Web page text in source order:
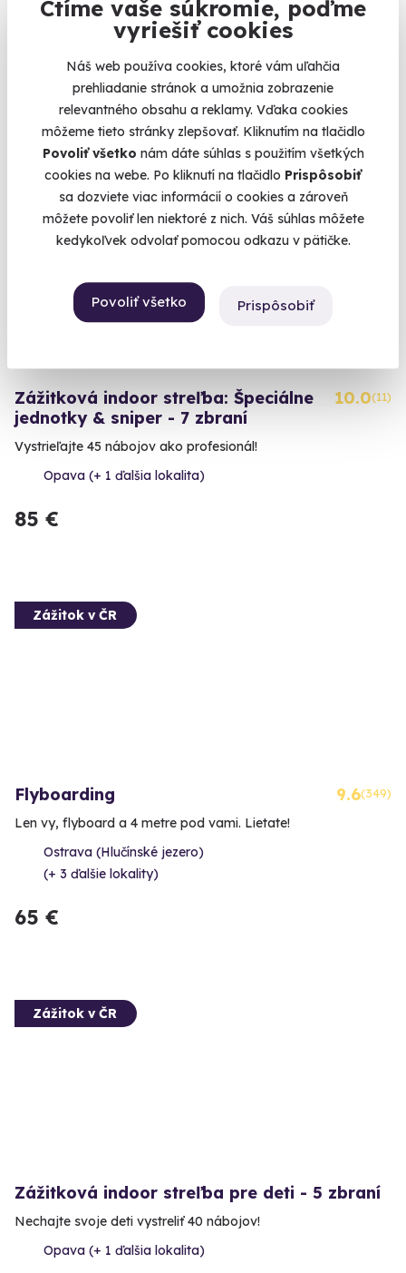
Ctíme vaše súkromie, poďme
vyriešiť cookies
Náš web používa cookies, ktoré vám uľahčia
prehliadanie stránok a umožnia zobrazenie
relevantného obsahu a reklamy. Vďaka cookies
môžeme tieto stránky zlepšovať. Kliknutím na tlačidlo
Povoliť všetko nám dáte súhlas s použitím všetkých
cookies na webe. Po kliknutí na tlačidlo Prispôsobiť
sa dozviete viac informácií o cookies a zároveň
môžete povoliť len niektoré z nich. Váš súhlas môžete
kedykoľvek odvolať pomocou odkazu v pätičke.
Povoliť všetko Prispôsobiť
Urobte prvý krok, o zvyšok sa postará gravitácia.
Ostrava (50 m)
(+ 3 ďalšie lokality)
95 €
Zážitok v ČR
Zážitková indoor streľba: Špeciálne
jednotky & sniper - 7 zbraní
10.0(11)
Vystrieľajte 45 nábojov ako profesionál!
Opava (+ 1 ďalšia lokalita)
85 €
Zážitok v ČR
Flyboarding 9.6(349)
Len vy, flyboard a 4 metre pod vami. Lietate!
Ostrava (Hlučínské jezero)
(+ 3 ďalšie lokality)
65 €
Zážitok v ČR
Zážitková indoor streľba pre deti - 5 zbraní
Nechajte svoje deti vystreliť 40 nábojov!
Opava (+ 1 ďalšia lokalita)